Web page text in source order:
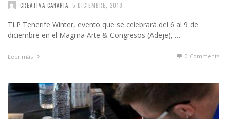
CREATIVA CANARIA 5 DICIEMBRE, 2018
TLP Tenerife Winter, evento que se celebrará del 6 al 9 de
diciembre en el Magma Arte & Congresos (Adeje), …
Leer más 0 Comments